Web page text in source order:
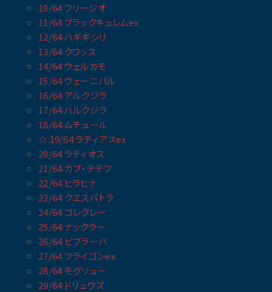
10/64 フリージオ
11/64 ブラックキュレムex
12/64 ハギギシリ
13/64 クワッス
14/64 ウェルカモ
15/64 ウェーニバル
16/64 アルクジラ
17/64 ハルクジラ
18/64 ムチュール
☆ 19/64 ラティアスex
20/64 ラティオス
21/64 カプ・テテフ
22/64 ヒラヒナ
23/64 クエスパトラ
24/64 コレクレー
25/64 ナックラー
26/64 ビブラーバ
27/64 フライゴンex
28/64 モグリュー
29/64 ドリュウズ